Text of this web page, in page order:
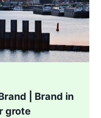
| Brand in
grote